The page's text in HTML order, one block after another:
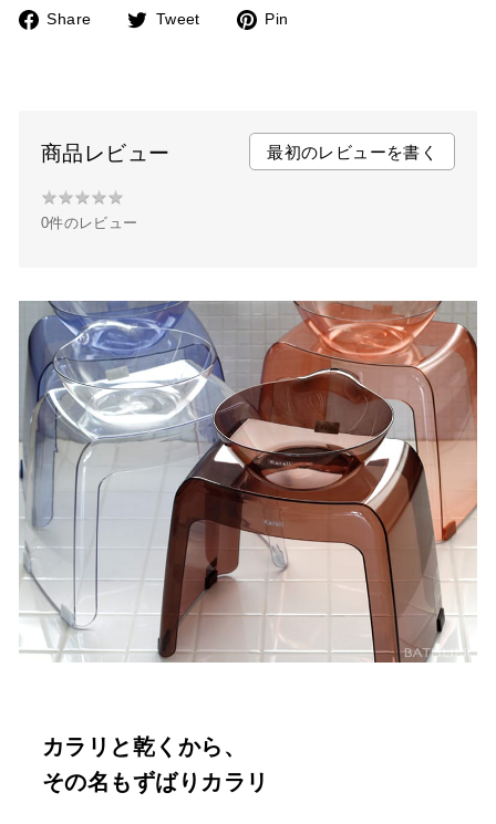
Share
b
o
k
Tweet Pin
r
商品レビュー 最初のレビューを書く
★
★
★
★★★★★
0件のレビュー
カラリと乾くから、
その名もずばりカラリ